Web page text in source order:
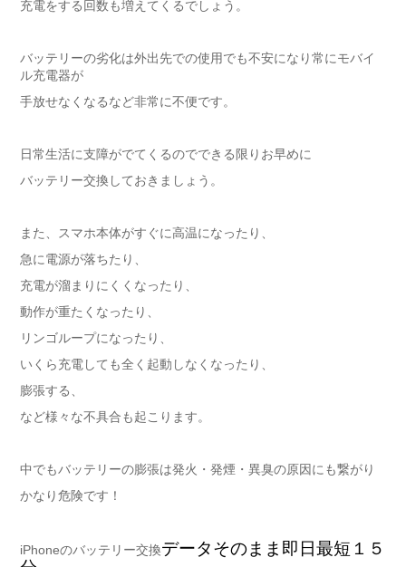
充電をする回数も増えてくるでしょう。
バッテリーの劣化は外出先での使用でも不安になり常にモバイ
ル充電器が
手放せなくなるなど非常に不便です。
日常生活に支障がでてくるのでできる限りお早めに
バッテリー交換しておきましょう。
また、スマホ本体がすぐに高温になったり、
急に電源が落ちたり、
充電が溜まりにくくなったり、
動作が重たくなったり、
リンゴループになったり、
いくら充電しても全く起動しなくなったり、
膨張する、
など様々な不具合も起こります。
中でもバッテリーの膨張は発火・発煙・異臭の原因にも繋がり
かなり危険です！
iPhoneのバッテリー交換データそのまま即日最短１５